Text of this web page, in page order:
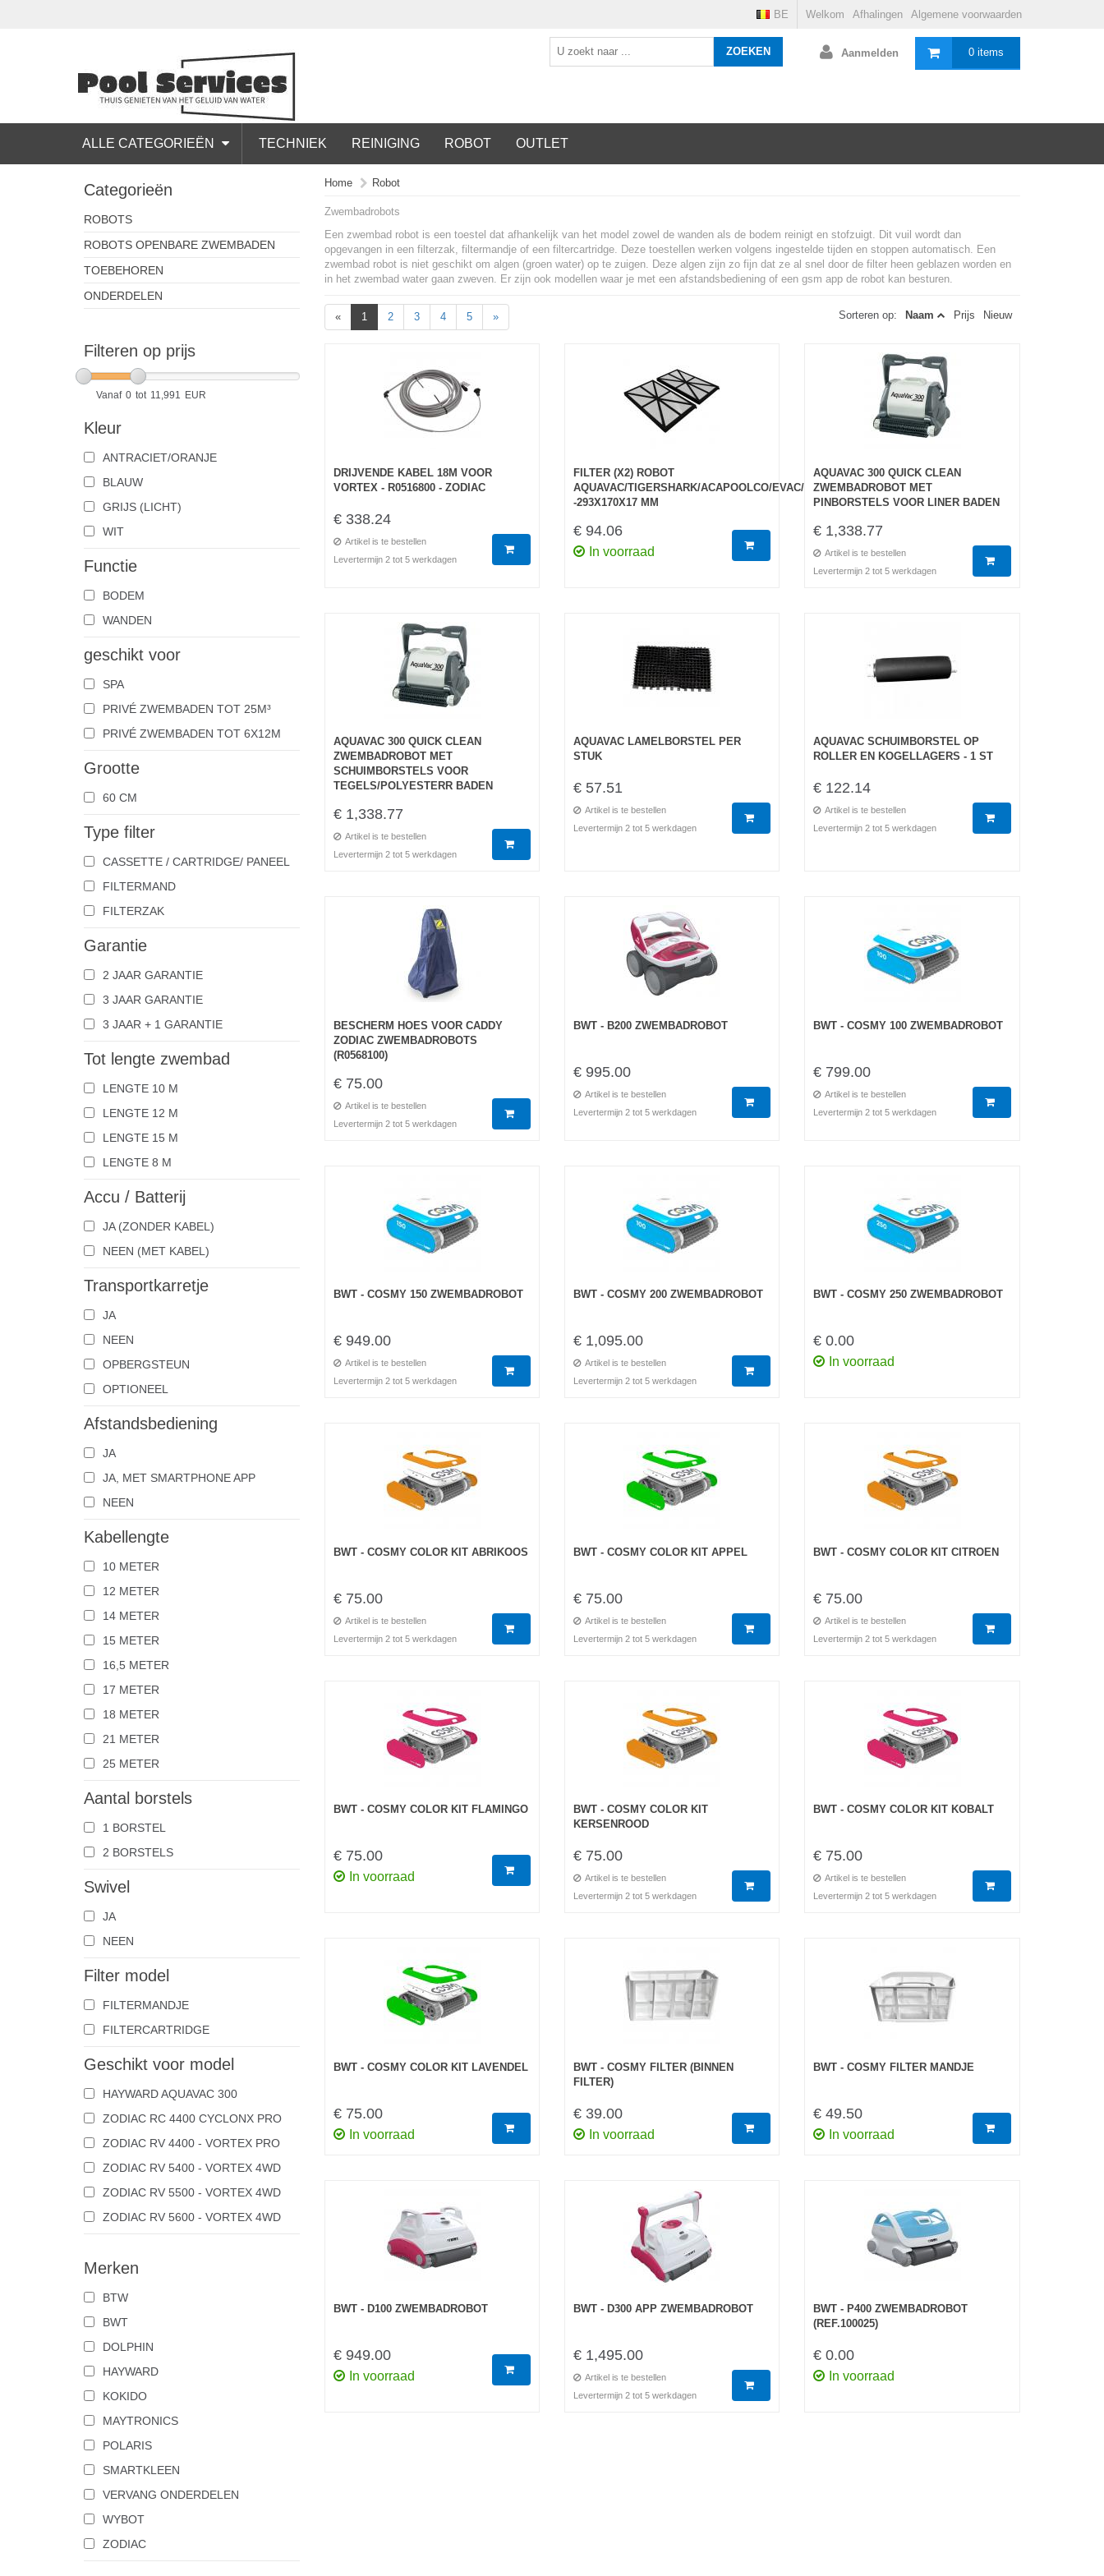
Welkom Afhalingen Algemene voorwaarden
BE
0 items
Aanmelden
ZOEKEN
ALLE CATEGORIEËN TECHNIEK REINIGING ROBOT OUTLET
Categorieën
ROBOTS
ROBOTS OPENBARE ZWEMBADEN
TOEBEHOREN
ONDERDELEN
Filteren op prijs
Vanaf 0 tot 11,991 EUR
Kleur
ANTRACIET/ORANJE
BLAUW
GRIJS (LICHT)
WIT
Functie
BODEM
WANDEN
geschikt voor
SPA
PRIVÉ ZWEMBADEN TOT 25M³
PRIVÉ ZWEMBADEN TOT 6X12M
Grootte
60 CM
Type filter
CASSETTE / CARTRIDGE/ PANEEL
FILTERMAND
FILTERZAK
Garantie
2 JAAR GARANTIE
3 JAAR GARANTIE
3 JAAR + 1 GARANTIE
Tot lengte zwembad
LENGTE 10 M
LENGTE 12 M
LENGTE 15 M
LENGTE 8 M
Accu / Batterij
JA (ZONDER KABEL)
NEEN (MET KABEL)
Transportkarretje
JA
NEEN
OPBERGSTEUN
OPTIONEEL
Afstandsbediening
JA
JA, MET SMARTPHONE APP
NEEN
Kabellengte
10 METER
12 METER
14 METER
15 METER
16,5 METER
17 METER
18 METER
21 METER
25 METER
Aantal borstels
1 BORSTEL
2 BORSTELS
Swivel
JA
NEEN
Filter model
FILTERMANDJE
FILTERCARTRIDGE
Geschikt voor model
HAYWARD AQUAVAC 300
ZODIAC RC 4400 CYCLONX PRO
ZODIAC RV 4400 - VORTEX PRO
ZODIAC RV 5400 - VORTEX 4WD
ZODIAC RV 5500 - VORTEX 4WD
ZODIAC RV 5600 - VORTEX 4WD
Merken
BTW
BWT
DOLPHIN
HAYWARD
KOKIDO
MAYTRONICS
POLARIS
SMARTKLEEN
VERVANG ONDERDELEN
WYBOT
ZODIAC
Home Robot
Zwembadrobots
Een zwembad robot is een toestel dat afhankelijk van het model zowel de wanden als de bodem reinigt en stofzuigt. Dit vuil wordt dan
opgevangen in een filterzak, filtermandje of een filtercartridge. Deze toestellen werken volgens ingestelde tijden en stoppen automatisch. Een
zwembad robot is niet geschikt om algen (groen water) op te zuigen. Deze algen zijn zo fijn dat ze al snel door de filter heen geblazen worden en
in het zwembad water gaan zweven. Er zijn ook modellen waar je met een afstandsbediening of een gsm app de robot kan besturen.
« 1 2 3 4 5 » Sorteren op: Naam Prijs Nieuw
DRIJVENDE KABEL 18M VOOR
VORTEX - R0516800 - ZODIAC
€ 338.24
Artikel is te bestellen
Levertermijn 2 tot 5 werkdagen
FILTER (X2) ROBOT
AQUAVAC/TIGERSHARK/ACAPOOLCO/EVAC/SHARKVAC
-293X170X17 MM
€ 94.06
In voorraad
AQUAVAC 300 QUICK CLEAN
ZWEMBADROBOT MET
PINBORSTELS VOOR LINER BADEN
€ 1,338.77
Artikel is te bestellen
Levertermijn 2 tot 5 werkdagen
AQUAVAC 300 QUICK CLEAN
ZWEMBADROBOT MET
SCHUIMBORSTELS VOOR
TEGELS/POLYESTERR BADEN
€ 1,338.77
Artikel is te bestellen
Levertermijn 2 tot 5 werkdagen
AQUAVAC LAMELBORSTEL PER
STUK
€ 57.51
Artikel is te bestellen
Levertermijn 2 tot 5 werkdagen
AQUAVAC SCHUIMBORSTEL OP
ROLLER EN KOGELLAGERS - 1 ST
€ 122.14
Artikel is te bestellen
Levertermijn 2 tot 5 werkdagen
BESCHERM HOES VOOR CADDY
ZODIAC ZWEMBADROBOTS
(R0568100)
€ 75.00
Artikel is te bestellen
Levertermijn 2 tot 5 werkdagen
BWT - B200 ZWEMBADROBOT
€ 995.00
Artikel is te bestellen
Levertermijn 2 tot 5 werkdagen
BWT - COSMY 100 ZWEMBADROBOT
€ 799.00
Artikel is te bestellen
Levertermijn 2 tot 5 werkdagen
BWT - COSMY 150 ZWEMBADROBOT
€ 949.00
Artikel is te bestellen
Levertermijn 2 tot 5 werkdagen
BWT - COSMY 200 ZWEMBADROBOT
€ 1,095.00
Artikel is te bestellen
Levertermijn 2 tot 5 werkdagen
BWT - COSMY 250 ZWEMBADROBOT
€ 0.00
In voorraad
BWT - COSMY COLOR KIT ABRIKOOS
€ 75.00
Artikel is te bestellen
Levertermijn 2 tot 5 werkdagen
BWT - COSMY COLOR KIT APPEL
€ 75.00
Artikel is te bestellen
Levertermijn 2 tot 5 werkdagen
BWT - COSMY COLOR KIT CITROEN
€ 75.00
Artikel is te bestellen
Levertermijn 2 tot 5 werkdagen
BWT - COSMY COLOR KIT FLAMINGO
€ 75.00
In voorraad
BWT - COSMY COLOR KIT
KERSENROOD
€ 75.00
Artikel is te bestellen
Levertermijn 2 tot 5 werkdagen
BWT - COSMY COLOR KIT KOBALT
€ 75.00
Artikel is te bestellen
Levertermijn 2 tot 5 werkdagen
BWT - COSMY COLOR KIT LAVENDEL
€ 75.00
In voorraad
BWT - COSMY FILTER (BINNEN
FILTER)
€ 39.00
In voorraad
BWT - COSMY FILTER MANDJE
€ 49.50
In voorraad
BWT - D100 ZWEMBADROBOT
€ 949.00
In voorraad
BWT - D300 APP ZWEMBADROBOT
€ 1,495.00
Artikel is te bestellen
Levertermijn 2 tot 5 werkdagen
BWT - P400 ZWEMBADROBOT
(REF.100025)
€ 0.00
In voorraad